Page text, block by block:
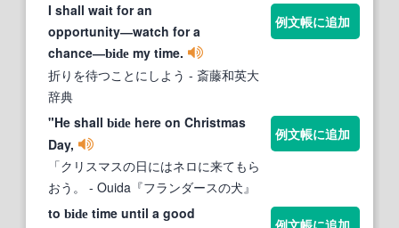
I shall wait for an
opportunity―watch for a
chance―bide my time.
折りを待つことにしよう - 斎藤和英大
辞典
例文帳に追加
"He shall bide here on Christmas
Day,
「クリスマスの日にはネロに来てもら
おう。
- Ouida『フランダースの犬』
例文帳に追加
to bide time until a good